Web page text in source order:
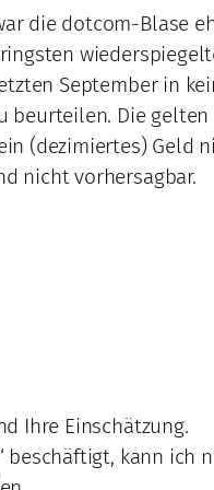
die dotcom-Blase
September in
beurteilen. Die
(dezimiertes) Geld
nicht vorhersagbar.
Ihre Einschätzung.
beschäftigt, kann